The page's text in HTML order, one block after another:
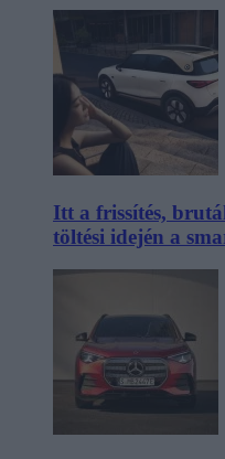
Itt a frissítés,
töltési idején a